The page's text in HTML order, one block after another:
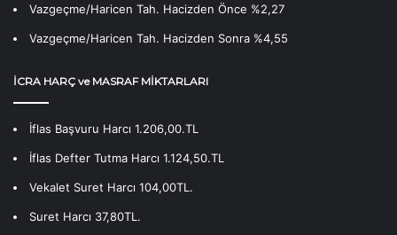
Vazgeçme/Haricen Tah. Hacizden Önce %2,27
Vazgeçme/Haricen Tah. Hacizden Sonra %4,55
İCRA HARÇ ve MASRAF MİKTARLARI
İflas Başvuru Harcı 1.206,00.TL
İflas Defter Tutma Harcı 1.124,50.TL
Vekalet Suret Harcı 104,00TL.
Suret Harcı 37,80TL.